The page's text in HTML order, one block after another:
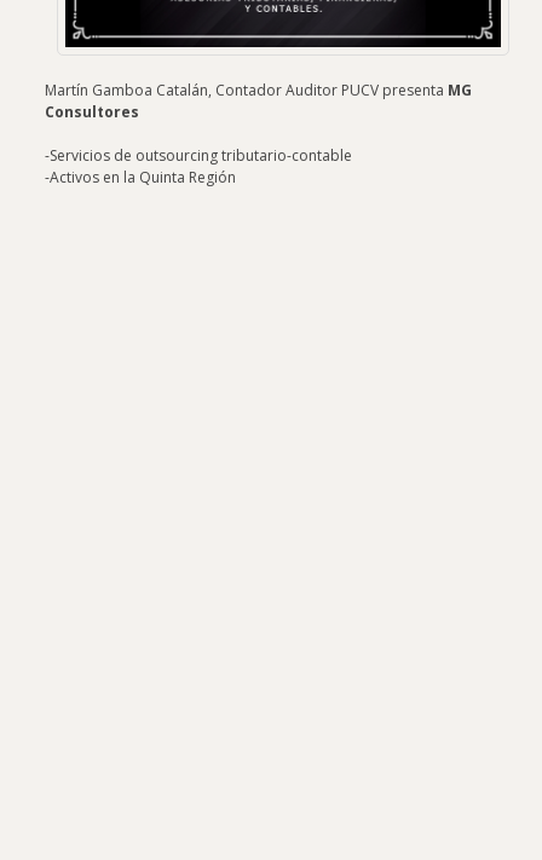
Martín Gamboa Catalán, Contador Auditor PUCV presenta MG
Consultores
-Servicios de outsourcing tributario-contable
-Activos en la Quinta Región